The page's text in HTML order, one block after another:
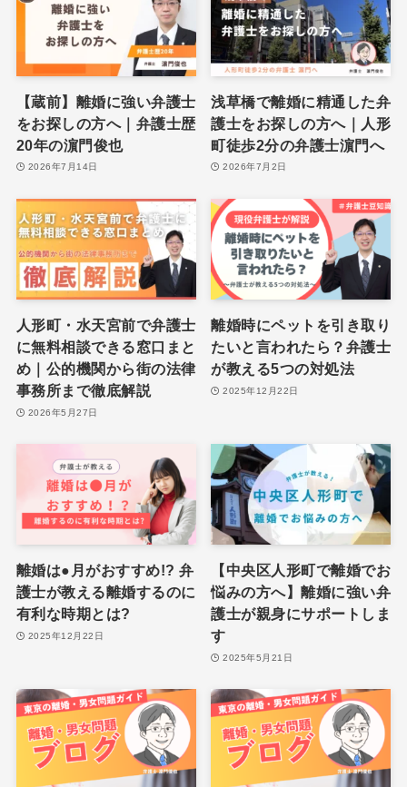
【蔵前】離婚に強い弁護士
をお探しの方へ｜弁護士歴
20年の濵門俊也
2026年7月14日
浅草橋で離婚に精通した弁
護士をお探しの方へ｜人形
町徒歩2分の弁護士濵門へ
2026年7月2日
人形町・水天宮前で弁護士
に無料相談できる窓口まと
め｜公的機関から街の法律
事務所まで徹底解説
2026年5月27日
離婚時にペットを引き取り
たいと言われたら？弁護士
が教える5つの対処法
2025年12月22日
離婚は●月がおすすめ!? 弁
護士が教える離婚するのに
有利な時期とは?
2025年12月22日
【中央区人形町で離婚でお
悩みの方へ】離婚に強い弁
護士が親身にサポートしま
す
2025年5月21日